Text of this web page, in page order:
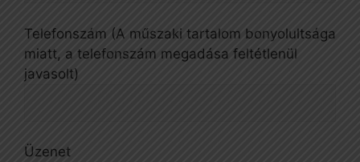
Telefonszám (A műszaki tartalom bonyolultsága
miatt, a telefonszám megadása feltétlenül
javasolt)
Üzenet